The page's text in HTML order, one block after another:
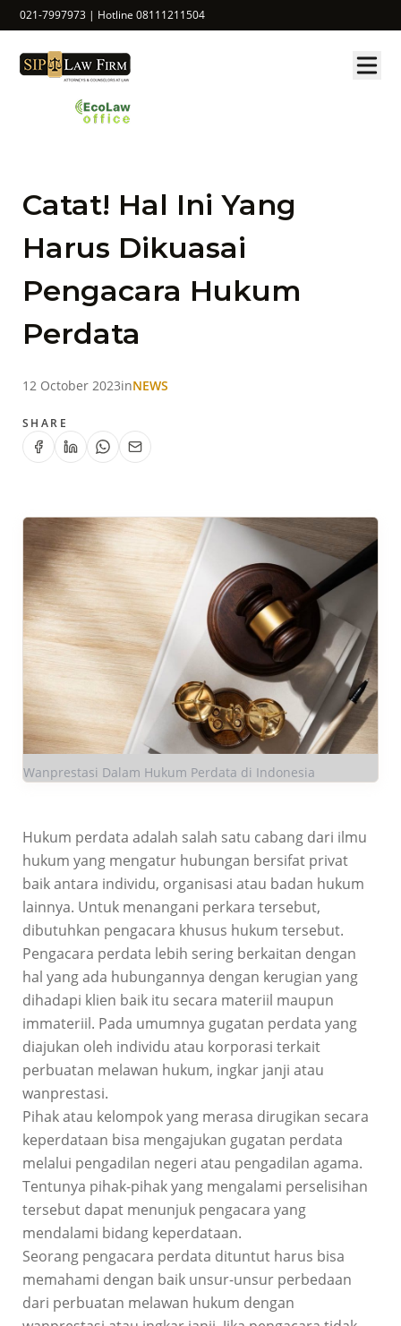
021-7997973 | Hotline 08111211504
Catat! Hal Ini Yang
Harus Dikuasai
Pengacara Hukum
Perdata
12 October 2023inNEWS
SHARE
Wanprestasi Dalam Hukum Perdata di Indonesia
Hukum perdata adalah salah satu cabang dari ilmu
hukum yang mengatur hubungan bersifat privat
baik antara individu, organisasi atau badan hukum
lainnya. Untuk menangani perkara tersebut,
dibutuhkan pengacara khusus hukum tersebut.
Pengacara perdata lebih sering berkaitan dengan
hal yang ada hubungannya dengan kerugian yang
dihadapi klien baik itu secara materiil maupun
immateriil. Pada umumnya gugatan perdata yang
diajukan oleh individu atau korporasi terkait
perbuatan melawan hukum, ingkar janji atau
wanprestasi.
Pihak atau kelompok yang merasa dirugikan secara
keperdataan bisa mengajukan gugatan perdata
melalui pengadilan negeri atau pengadilan agama.
Tentunya pihak-pihak yang mengalami perselisihan
tersebut dapat menunjuk pengacara yang
mendalami bidang keperdataan.
Seorang pengacara perdata dituntut harus bisa
memahami dengan baik unsur-unsur perbedaan
dari perbuatan melawan hukum dengan